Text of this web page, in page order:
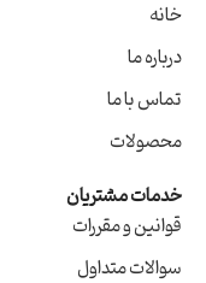
خانه
درباره ما
تماس با ما
محصولات
خدمات مشتریان
قوانین و مقررات
سوالات متداول